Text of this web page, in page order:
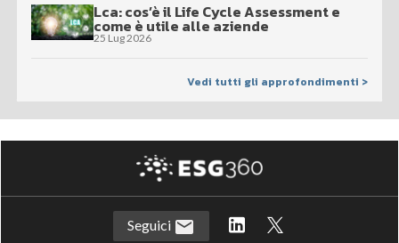
Lca: cos’è il Life Cycle Assessment e
come è utile alle aziende
25 Lug 2026
Vedi tutti gli approfondimenti >
Seguici